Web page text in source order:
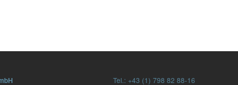
Tel.: +43 (1) 798 82 88-16